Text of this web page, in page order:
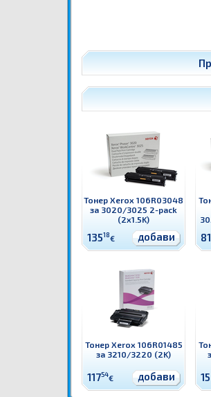
Тонер Xerox 106R03048
за 3020/3025 2-pack
(2x1.5K)
13518€ добави 81
Тонер Xerox 106R01485
за 3210/3220 (2K)
11754€ добави